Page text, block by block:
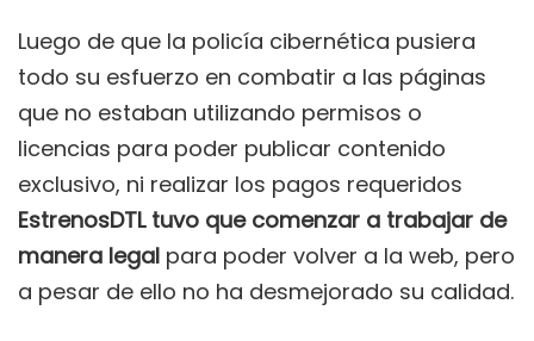
Luego de que la policía cibernética pusiera
todo su esfuerzo en combatir a las páginas
que no estaban utilizando permisos o
licencias para poder publicar contenido
exclusivo, ni realizar los pagos requeridos
EstrenosDTL tuvo que comenzar a trabajar de
manera legal para poder volver a la web, pero
a pesar de ello no ha desmejorado su calidad.